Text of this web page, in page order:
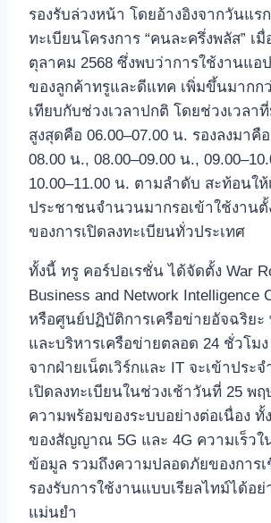
รองรับล่วงหน้า โดยอ้างอิงจากวันแร
ทะเบียนโครงการ “คนละครึ่งพลัส” เ
ตุลาคม 2568 ซึ่งพบว่าการใช้งานแอ
ของลูกค้าทรูและดีแทค เพิ่มขึ้นมากกว่
เทียบกับช่วงเวลาปกติ โดยช่วงเวลา
สูงสุดคือ 06.00–07.00 น. รองลงมาคื
08.00 น., 08.00–09.00 น.,
10.00–11.00 น. ตามลำดับ สะท้อนให้
ประชาชนจำนวนมากรอเข้าใช้งาน
ของการเปิดลงทะเบียนทั่วประเทศ
ทั้งนี้ ทรู คอร์ปอเรชั่น ได้จัดตั้ง War
Business and Network Intelligence
หรือศูนย์ปฏิบัติการเครือข่ายอัจฉริยะ
และบริหารเครือข่ายตลอด 24 ชั่วโม
จากฝ่ายเน็ตเวิร์กและ IT จะเข้าประ
เปิดลงทะเบียนในช่วงเช้าวันที่ 25 พ
ความพร้อมของระบบอย่างต่อเนื่อง ทั้
ของสัญญาณ 5G และ 4G ความเร็วใ
ข้อมูล รวมถึงความปลอดภัยของการเ
รองรับการใช้งานแบบเรียลไทม์ได้อย่
แม่นยำ